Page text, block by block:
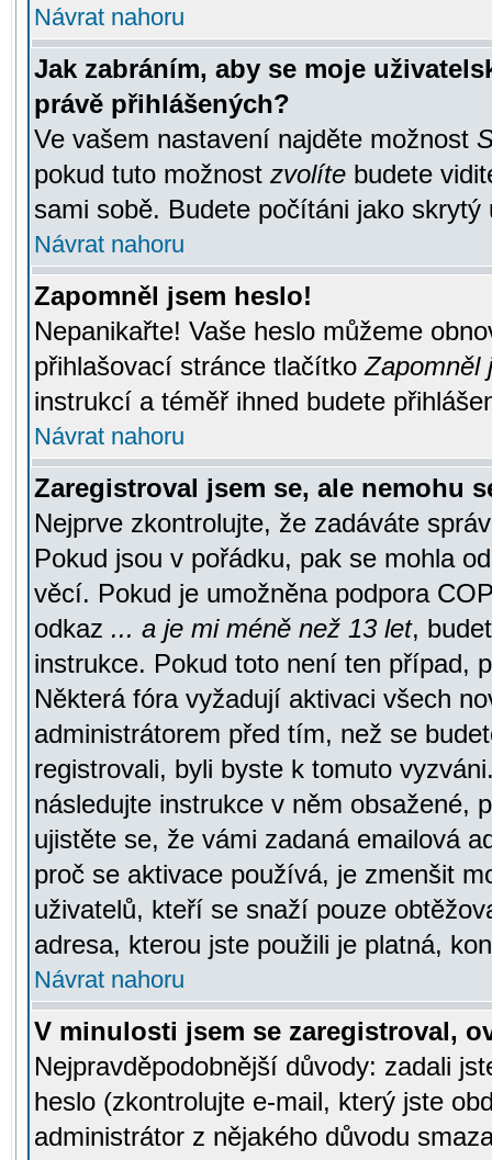
Návrat nahoru
Jak zabráním, aby se moje
právě přihlášených?
Ve vašem nastavení najděte možnost
pokud tuto možnost zvolíte budete
sami sobě. Budete počítáni jako skrytý
Návrat nahoru
Zapomněl jsem heslo!
Nepanikařte! Vaše heslo můžeme
přihlašovací stránce tlačítkoZapomněl
instrukcí a téměř ihned budete
Návrat nahoru
Zaregistroval jsem se, ale nemohu
Nejprve zkontrolujte, že zadáváte
Pokud jsou v pořádku, pak se mohla
věcí. Pokud je umožněna podpora
odkaz ... a je mi méně než 13 let,
instrukce. Pokud toto není ten případ,
Některá fóra vyžadují aktivaci všech
administrátorem před tím, než se
registrovali, byli byste k tomuto
následujte instrukce v něm obsažené,
ujistěte se, že vámi zadaná emailová
proč se aktivace používá, je zmenšit
uživatelů, kteří se snaží pouze
adresa, kterou jste použili je platná,
Návrat nahoru
V minulosti jsem se zaregistroval,
Nejpravděpodobnější důvody: zadali
heslo (zkontrolujte e-mail, který jste
administrátor z nějakého důvodu